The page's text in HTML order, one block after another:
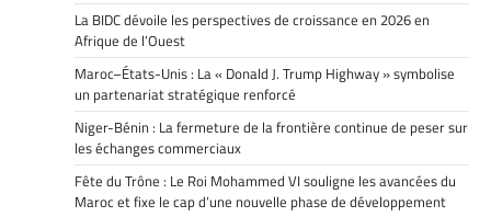
La BIDC dévoile les perspectives de croissance en 2026 en
Afrique de l’Ouest
Maroc–États-Unis : La « Donald J. Trump Highway » symbolise
un partenariat stratégique renforcé
Niger-Bénin : La fermeture de la frontière continue de peser sur
les échanges commerciaux
Fête du Trône : Le Roi Mohammed VI souligne les avancées du
Maroc et fixe le cap d’une nouvelle phase de développement